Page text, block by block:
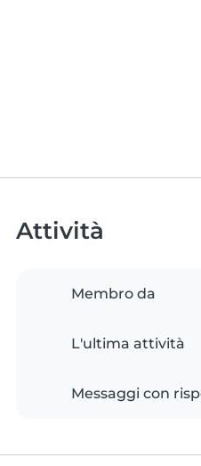
Attività
Membro da
L'ultima attività
Messaggi con